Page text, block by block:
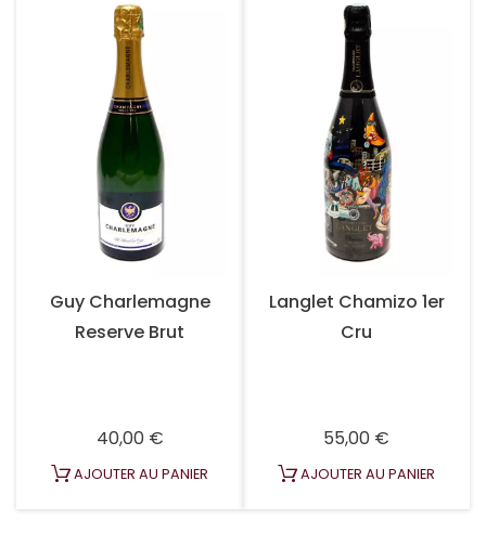
Guy Charlemagne
Reserve Brut
40,00 €Prix
AJOUTER AU PANIER
Langlet Chamizo 1er
Cru
55,00 €
AJOUTER AU PANIER